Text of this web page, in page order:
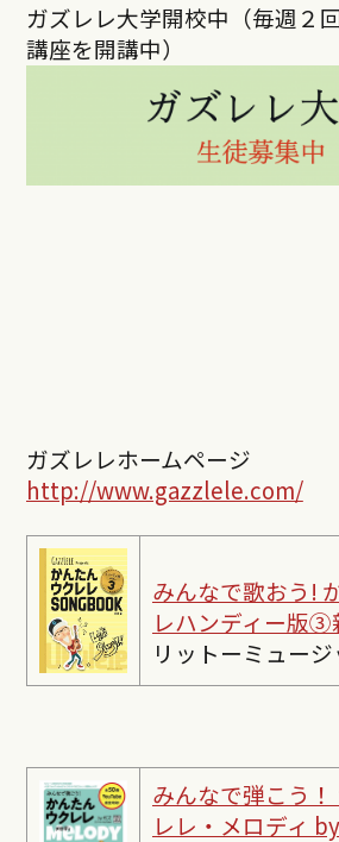
ガズレレ大学開校中（毎週２
講座を開講中）
ガズレレホームページ
http://www.gazzlele.com/
みんなで歌おう!
レハンディー版③
リットーミュー
みんなで弾こう
レレ・メロディ